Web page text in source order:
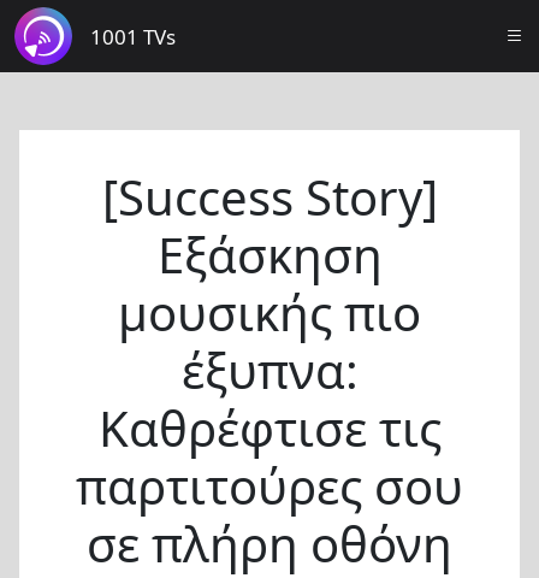
1001 TVs
[Success Story]
Εξάσκηση
μουσικής πιο
έξυπνα:
Καθρέφτισε τις
παρτιτούρες σου
σε πλήρη οθόνη